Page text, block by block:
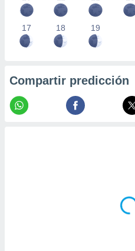
17 18 19
Compartir predicción